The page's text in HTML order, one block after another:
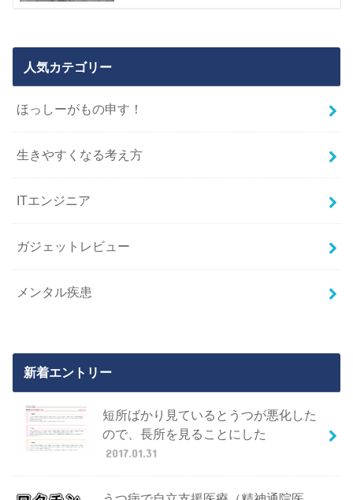
人気カテゴリー
ほっしーがもの申す！
生きやすくなる考え方
ITエンジニア
ガジェットレビュー
メンタル疾患
新着エントリー
短所ばかり見ているとうつが悪化した
ので、長所を見ることにした
2017.01.31